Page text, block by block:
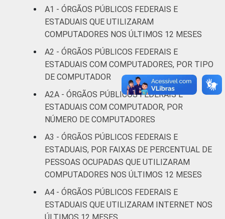
Pesquisa sobre o uso das tecnologias de
informação e comunicação no setor público
brasileiro - TIC Governo Eletrônico 2017
A1 - ÓRGÃOS PÚBLICOS FEDERAIS E
ESTADUAIS QUE UTILIZARAM
COMPUTADORES NOS ÚLTIMOS 12 MESES
A2 - ÓRGÃOS PÚBLICOS FEDERAIS E
ESTADUAIS COM COMPUTADORES, POR TIPO
DE COMPUTADOR
A2A - ÓRGÃOS PÚBLICOS FEDERAIS E
ESTADUAIS COM COMPUTADOR, POR
NÚMERO DE COMPUTADORES
A3 - ÓRGÃOS PÚBLICOS FEDERAIS E
ESTADUAIS, POR FAIXAS DE PERCENTUAL DE
PESSOAS OCUPADAS QUE UTILIZARAM
COMPUTADORES NOS ÚLTIMOS 12 MESES
A4 - ÓRGÃOS PÚBLICOS FEDERAIS E
ESTADUAIS QUE UTILIZARAM INTERNET NOS